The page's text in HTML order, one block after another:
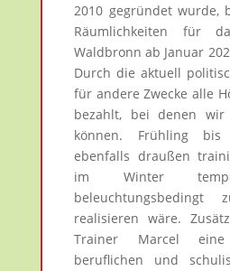
2010 gegründet wurde,
Räumlichkeiten für
Waldbronn ab Januar
Durch die aktuell
für andere Zwecke alle
bezahlt, bei denen wir
können. Frühling
ebenfalls draußen
im Winter
realisieren wäre.
Trainer Marcel
beruflichen und